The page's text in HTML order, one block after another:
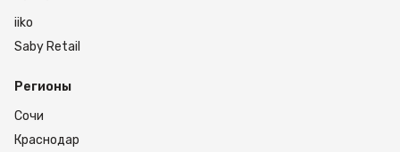
iiko
Saby Retail
Регионы
Сочи
Краснодар